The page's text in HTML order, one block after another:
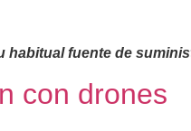
habitual fuente de
con drones